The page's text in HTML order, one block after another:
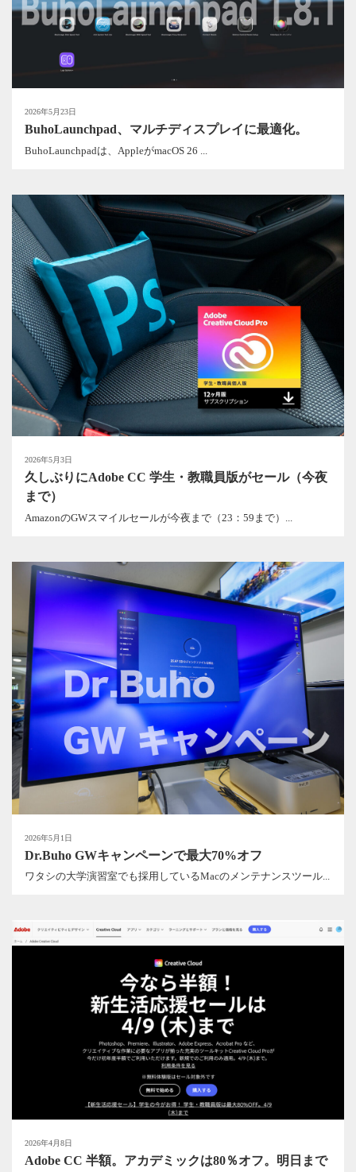
2026年5月23日
BuhoLaunchpad、マルチディスプレイに最適化。
BuhoLaunchpadは、AppleがmacOS 26 ...
2026年5月3日
久しぶりにAdobe CC 学生・教職員版がセール（今夜
まで）
AmazonのGWスマイルセールが今夜まで（23：59まで）...
2026年5月1日
Dr.Buho GWキャンペーンで最大70%オフ
ワタシの大学演習室でも採用しているMacのメンテナンスツール...
2026年4月8日
Adobe CC 半額。アカデミックは80％オフ。明日まで